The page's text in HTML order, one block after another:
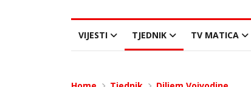
VIJESTI TJEDNIK TV MATICA